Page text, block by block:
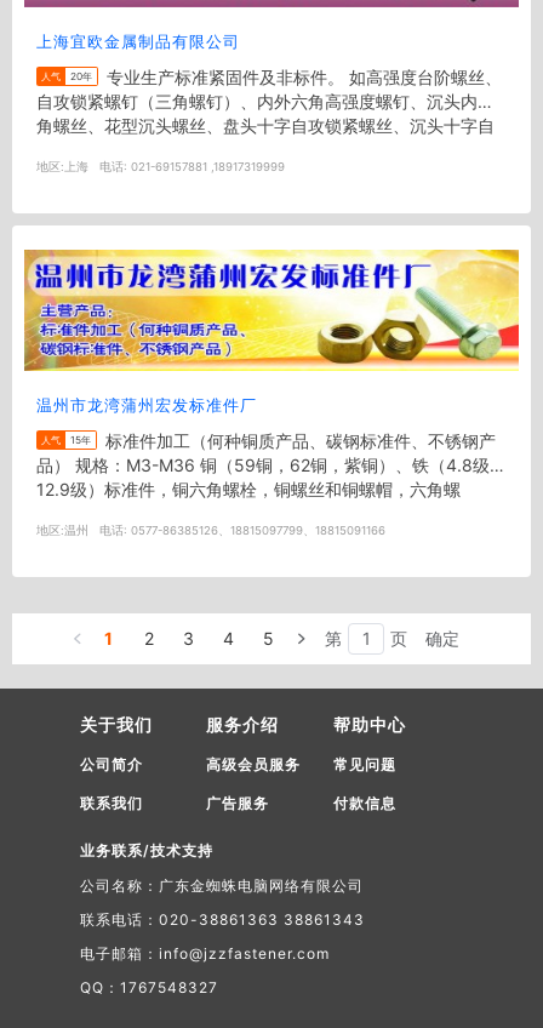
上海宜欧金属制品有限公司
人气 20年
自攻锁紧螺钉（三角螺钉）、内外六角高强度螺钉、沉头内六
角螺丝、花型沉头螺丝、盘头十字自攻锁紧螺丝、沉头十字自
地区: 上海 电话: 021-69157881 ,18917319999
温州市龙湾蒲州宏发标准件厂
人气 15年
品） 规格：M3-M36 铜（59铜，62铜，紫铜）、铁（4.8级—
12.9级）标准件，铜六角螺栓，铜螺丝和铜螺帽，六角螺
地区:温州 电话: 0577-86385126、18815097799、18815091166
1 2 3 4 5 第 页 确定
关于我们
公司简介
联系我们
服务介绍
高级会员服务
广告服务
帮助中心
常见问题
付款信息
业务联系/技术支持
公司名称：广东金蜘蛛电脑网络有限公司
联系电话：020-38861363 38861343
电子邮箱：info@jzzfastener.com
QQ：1767548327